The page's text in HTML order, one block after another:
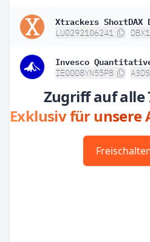
Xtrackers ShortDAX
LU0292106241
IE0008YN55P8
Zugriff auf alle
Exklusiv für